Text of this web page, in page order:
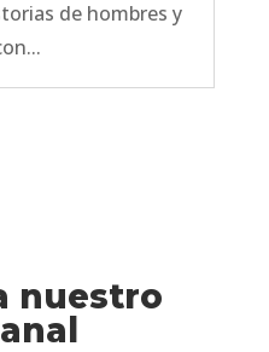
de hombres y
nuestro